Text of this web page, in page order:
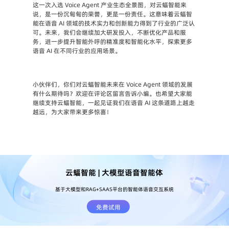
这一次入选 Voice Agent 产业生态全景图，对云蝠智能来
说，是一份沉甸甸的荣誉，更是一份责任。这意味着云蝠智
能在语音 AI 领域的技术实力和创新能力得到了行业的广泛认
可。未来，我们会继续加大研发投入，不断优化产品和服
务，进一步提升智能外呼的精准度和智能化水平，探索更多
语音 AI 在不同行业的应用场景。
小伙伴们，你们对云蝠智能未来在 Voice Agent 领域的发展
有什么期待吗？欢迎在评论区留言告诉小编。也希望大家能
继续支持云蝠智能，一起见证我们在语音 AI 这条道路上越走
越远，为大家带来更多惊喜！
云蝠智能 | 大模型语音智能体
基于大模型和RAG+SAAS平台的智能体语音交互系统
免费试用